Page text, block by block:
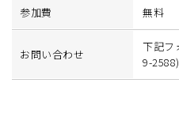
参加費 無料
お問い合わせ
下記フ
9-